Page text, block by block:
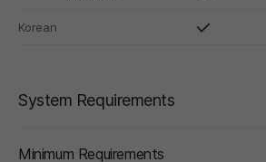
Korean
System Requirements
Minimum Requirements